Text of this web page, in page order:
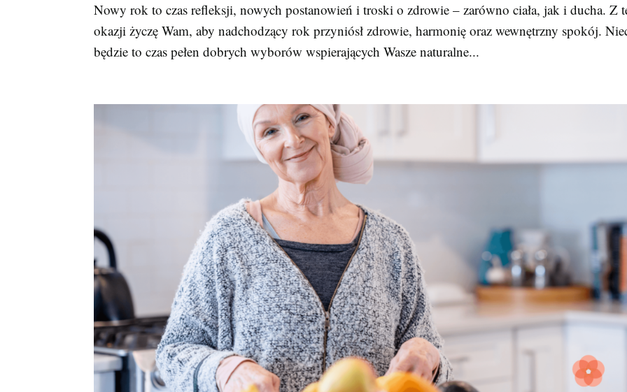
Nowy rok to czas refleksji, nowych postanowień i troski o zdrowie – zarówno ciała, jak i ducha. Z
okazji życzę Wam, aby nadchodzący rok przyniósł zdrowie, harmonię oraz wewnętrzny spokój.
będzie to czas pełen dobrych wyborów wspierających Wasze naturalne...